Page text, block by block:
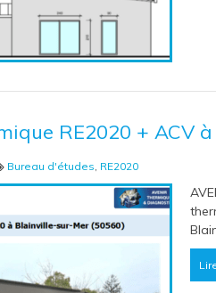
RE2020 + ACV
Bureau d'études RE2020